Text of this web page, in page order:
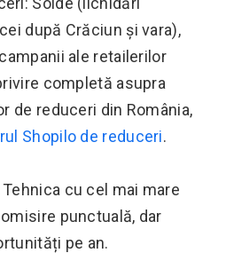
după Crăciun și vara),
ale retailerilor
completă asupra
de reduceri din România,
Shopilo de reduceri.
Tehnica cu cel mai mare
punctuală, dar
pe an.